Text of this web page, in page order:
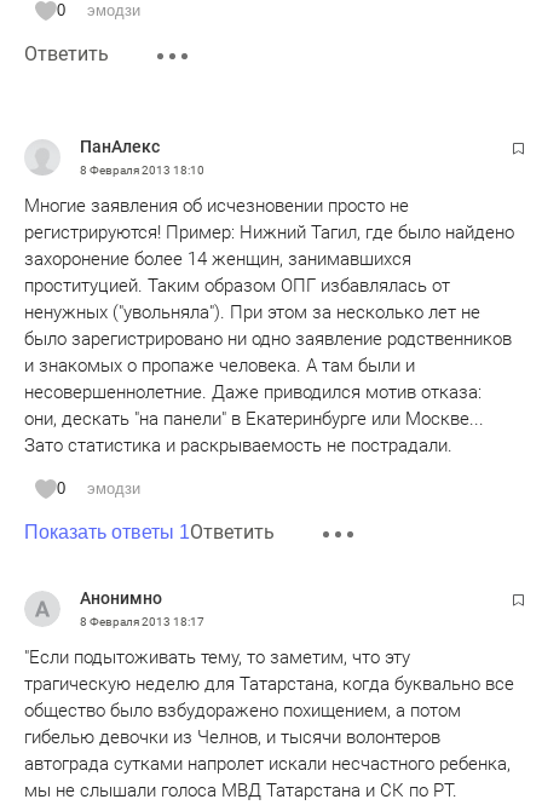
0 эмодзи
Ответить
ПанАлекс
8 Февраля 2013 18:10
Многие заявления об исчезновении просто не
регистрируются! Пример: Нижний Тагил, где было найдено
захоронение более 14 женщин, занимавшихся
проституцией. Таким образом ОПГ избавлялась от
ненужных ("увольняла"). При этом за несколько лет не
было зарегистрировано ни одно заявление родственников
и знакомых о пропаже человека. А там были и
несовершеннолетние. Даже приводился мотив отказа:
они, дескать "на панели" в Екатеринбурге или Москве...
Зато статистика и раскрываемость не пострадали.
0 эмодзи
Показать ответы 1Ответить
Анонимно
8 Февраля 2013 18:17
"Если подытоживать тему, то заметим, что эту
трагическую неделю для Татарстана, когда буквально все
общество было взбудоражено похищением, а потом
гибелью девочки из Челнов, и тысячи волонтеров
автограда сутками напролет искали несчастного ребенка,
мы не слышали голоса МВД Татарстана и СК по РТ.